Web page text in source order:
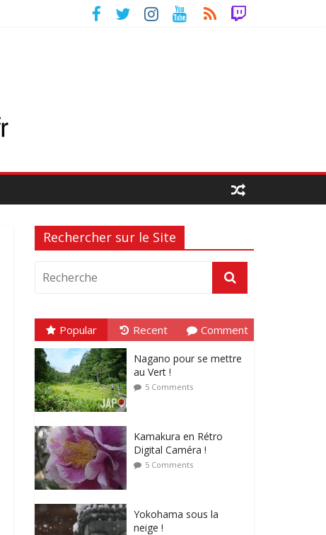
Rechercher sur le Site
Popular Recent Comment
Nagano pour se mettre
au Vert !
5 Comments
Kamakura en Rétro
Digital Caméra !
5 Comments
Yokohama sous la
neige !